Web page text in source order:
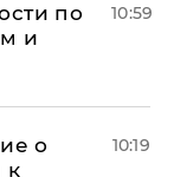
по
и
10:59
о
к
10:19